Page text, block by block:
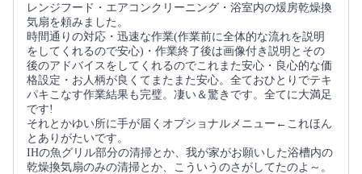
レンジフード・エアコンクリーニング・浴室内の煖房乾燥換
気扇を頼みました。
時間通りの対応・迅速な作業(作業前に全体的な流れを説明
をしてくれるので安心)・作業終了後は画像付き説明とその
後のアドバイスをしてくれるのでこれまた安心・良心的な価
格設定・お人柄が良くてまたまた安心。全ておひとりでテキ
パキこなす作業結果も完璧。凄い＆驚きです。全てに大満足
です!
それとかゆい所に手が届くオプショナルメニュー←これほん
とありがたいです。
IHの魚グリル部分の清掃とか、我が家がお願いした浴槽内の
乾燥換気扇のみの清掃とか、こういうのさがしてたのよ～。